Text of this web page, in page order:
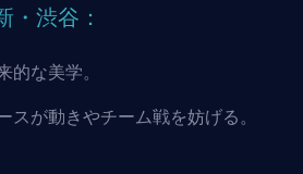
渋谷：
的な美学。
スが動きやチーム戦を妨げる。